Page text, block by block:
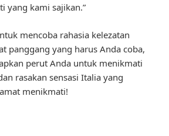
yang kami sajikan.”
mencoba rahasia kelezatan
panggang yang harus Anda coba,
perut Anda untuk menikmati
rasakan sensasi Italia yang
menikmati!